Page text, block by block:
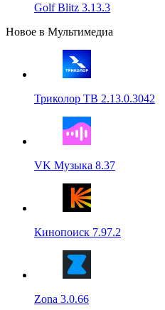
Golf Blitz 3.13.3
Новое в Мультимедиа
Триколор ТВ 2.13.0.3042
VK Музыка 8.37
Кинопоиск 7.97.2
Zona 3.0.66